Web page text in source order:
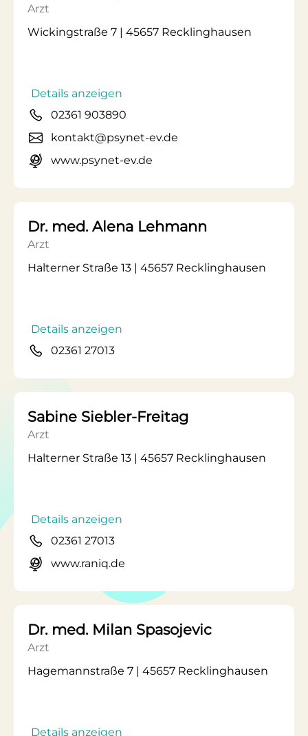
Arzt
Wickingstraße 7 | 45657 Recklinghausen
Details anzeigen
02361 903890
kontakt@psynet-ev.de
www.psynet-ev.de
Dr. med. Alena Lehmann
Arzt
Halterner Straße 13 | 45657 Recklinghausen
Details anzeigen
02361 27013
Sabine Siebler-Freitag
Arzt
Halterner Straße 13 | 45657 Recklinghausen
Details anzeigen
02361 27013
www.raniq.de
Dr. med. Milan Spasojevic
Arzt
Hagemannstraße 7 | 45657 Recklinghausen
Details anzeigen